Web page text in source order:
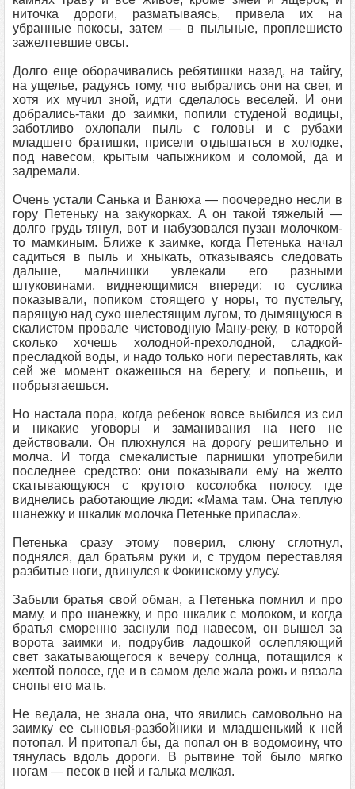
ниточка дороги, разматываясь, привела их на
убранные покосы, затем — в пыльные, проплешисто
зажелтевшие овсы.
Долго еще оборачивались ребятишки назад, на тайгу,
на ущелье, радуясь тому, что выбрались они на свет, и
хотя их мучил зной, идти сделалось веселей. И они
добрались-таки до заимки, попили студеной водицы,
заботливо охлопали пыль с головы и с рубахи
младшего братишки, присели отдышаться в холодке,
под навесом, крытым чапыжником и соломой, да и
задремали.
Очень устали Санька и Ванюха — поочередно несли в
гору Петеньку на закукорках. А он такой тяжелый —
долго грудь тянул, вот и набузовался пузан молочком-
то мамкиным. Ближе к заимке, когда Петенька начал
садиться в пыль и хныкать, отказываясь следовать
дальше, мальчишки увлекали его разными
штуковинами, виднеющимися впереди: то суслика
показывали, попиком стоящего у норы, то пустельгу,
парящую над сухо шелестящим лугом, то дымящуюся в
скалистом провале чистоводную Ману-реку, в которой
сколько хочешь холодной-прехолодной, сладкой-
пресладкой воды, и надо только ноги переставлять, как
сей же момент окажешься на берегу, и попьешь, и
побрызгаешься.
Но настала пора, когда ребенок вовсе выбился из сил
и никакие уговоры и заманивания на него не
действовали. Он плюхнулся на дорогу решительно и
молча. И тогда смекалистые парнишки употребили
последнее средство: они показывали ему на желто
скатывающуюся с крутого косолобка полосу, где
виднелись работающие люди: «Мама там. Она теплую
шанежку и шкалик молочка Петеньке припасла».
Петенька сразу этому поверил, слюну сглотнул,
поднялся, дал братьям руки и, с трудом переставляя
разбитые ноги, двинулся к Фокинскому улусу.
Забыли братья свой обман, а Петенька помнил и про
маму, и про шанежку, и про шкалик с молоком, и когда
братья сморенно заснули под навесом, он вышел за
ворота заимки и, подрубив ладошкой ослепляющий
свет закатывающегося к вечеру солнца, потащился к
желтой полосе, где и в самом деле жала рожь и вязала
снопы его мать.
Не ведала, не знала она, что явились самовольно на
заимку ее сыновья-разбойники и младшенький к ней
потопал. И притопал бы, да попал он в водомоину, что
тянулась вдоль дороги. В рытвине той было мягко
ногам — песок в ней и галька мелкая.